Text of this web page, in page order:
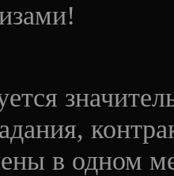
в одном